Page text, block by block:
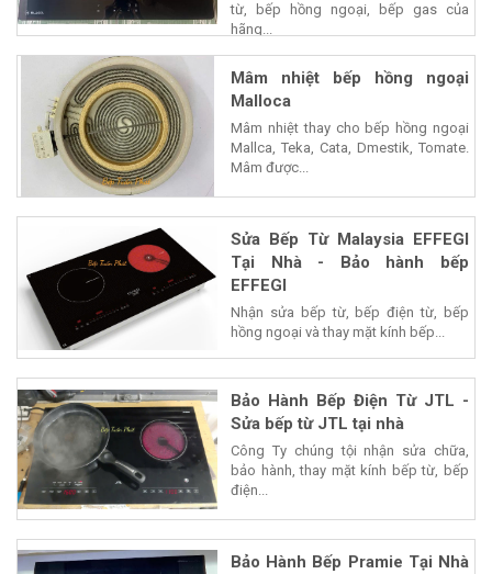
từ, bếp hồng ngoại, bếp gas của
hãng...
Mâm nhiệt bếp hồng ngoại
Malloca
Mâm nhiệt thay cho bếp hồng ngoại
Mallca, Teka, Cata, Dmestik, Tomate.
Mâm được...
Sửa Bếp Từ Malaysia EFFEGI
Tại Nhà - Bảo hành bếp
EFFEGI
Nhận sửa bếp từ, bếp điện từ, bếp
hồng ngoại và thay mặt kính bếp...
Bảo Hành Bếp Điện Từ JTL -
Sửa bếp từ JTL tại nhà
Công Ty chúng tội nhận sửa chữa,
bảo hành, thay mặt kính bếp từ, bếp
điện...
Bảo Hành Bếp Pramie Tại Nhà